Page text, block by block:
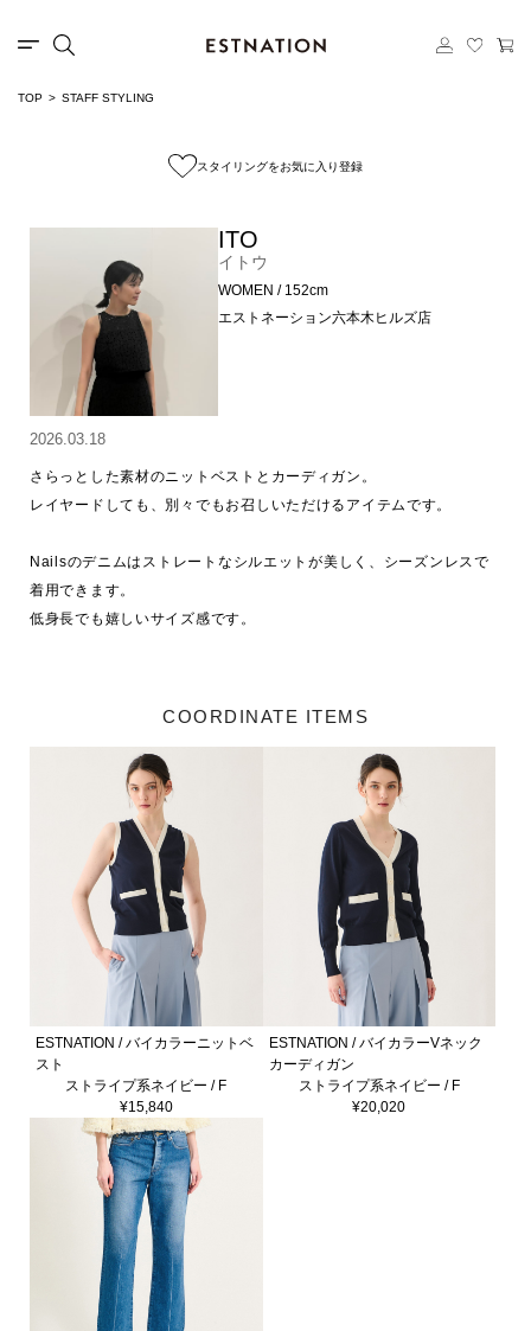
TOP STAFF STYLING
スタイリングをお気に入り登録
ITO
イトウ
WOMEN / 152cm
エストネーション六本木ヒルズ店
2026.03.18
さらっとした素材のニットベストとカーディガン。
レイヤードしても、別々でもお召しいただけるアイテムです。
Nailsのデニムはストレートなシルエットが美しく、シーズンレスで
着用できます。
低身長でも嬉しいサイズ感です。
COORDINATE ITEMS
ESTNATION / バイカラーニットベ
スト
ストライプ系ネイビー / F
¥15,840
ESTNATION / バイカラーVネック
カーディガン
ストライプ系ネイビー / F
¥20,020